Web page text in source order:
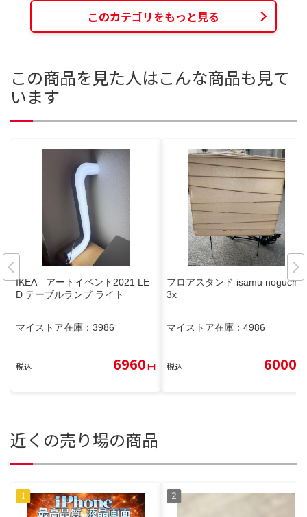
このカテゴリをもっと見る
この商品を見た人はこんな商品も見て
います
IKEA アートイベント2021 LE
D テーブルランプ ライト
マイストア在庫： 3986
税込 6960円
フロアスタンド isamu noguchi
3x
マイストア在庫： 4986
税込 6000
近くの売り場の商品